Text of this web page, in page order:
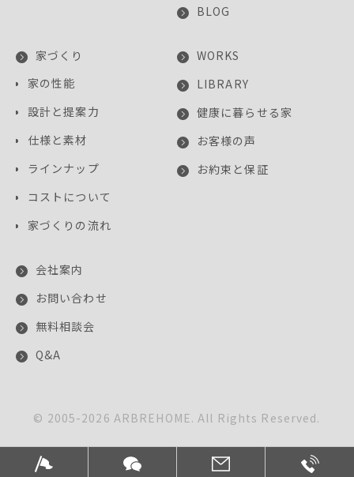
BLOG
家づくり
家の性能
設計と提案力
仕様と素材
ラインナップ
コストについて
家づくりの流れ
WORKS
LIBRARY
健康に暮らせる家
お客様の声
お約束と保証
会社案内
お問い合わせ
無料相談会
Q&A
© 2005-2026 ARBREHOME. All Rights Reserved.
プライバシーポリシー 利用規約が適用されます。